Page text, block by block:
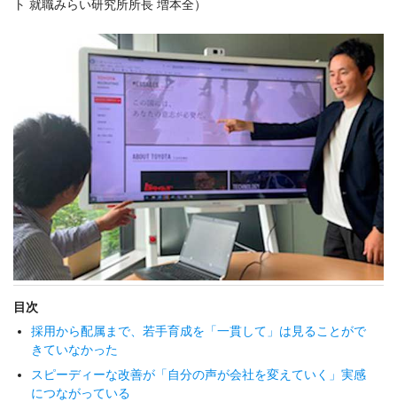
ト 就職みらい研究所所長 増本全）
目次
採用から配属まで、若手育成を「一貫して」は見ることがで
きていなかった
スピーディーな改善が「自分の声が会社を変えていく」実感
につながっている